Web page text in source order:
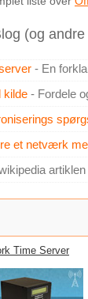
(og andre
- En
kilde - Fordele
et netværk
artiklen
Time Server